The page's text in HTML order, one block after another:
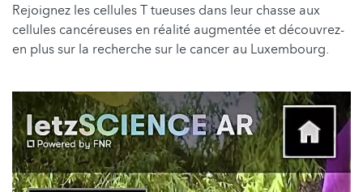
Rejoignez les cellules T tueuses dans leur chasse aux
cellules cancéreuses en réalité augmentée et découvrez-
en plus sur la recherche sur le cancer au Luxembourg.